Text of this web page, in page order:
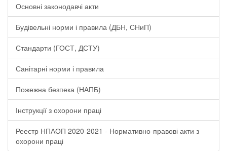
Основні законодавчі акти
Будівельні норми і правила (ДБН, СНиП)
Стандарти (ГОСТ, ДСТУ)
Санітарні норми і правила
Пожежна безпека (НАПБ)
Інструкції з охорони праці
Реестр НПАОП 2020-2021 - Нормативно-правові акти з
охорони праці